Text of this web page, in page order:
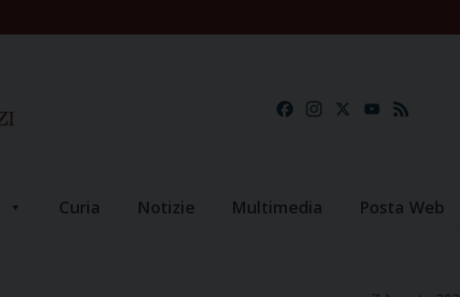
FacebookInstagramYouTube
Curia Notizie Multimedia Posta Web